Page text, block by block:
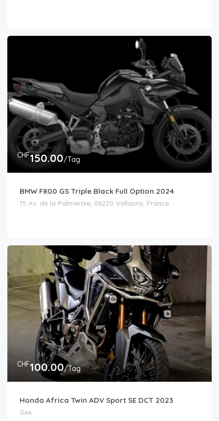
CHF150.00/Tag
BMW F800 GS Triple Black Full Option 2024
15 Av. de la Palmeraie, 06220 Vallauris, France
CHF100.00/Tag
Honda Africa Twin ADV Sport SE DCT 2023
Gex